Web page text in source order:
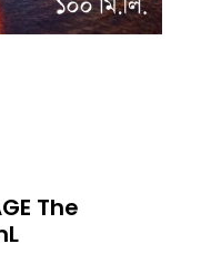
The